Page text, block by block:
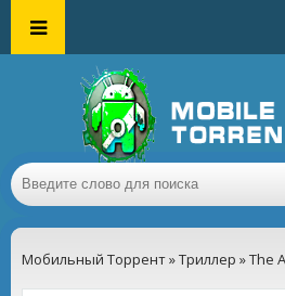
Мобильный Торрент»Триллер » The